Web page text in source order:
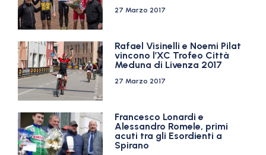
27 Marzo 2017
Rafael Visinelli e Noemi Pilat
vincono l’XC Trofeo Città
Meduna di Livenza 2017
27 Marzo 2017
Francesco Lonardi e
Alessandro Romele, primi
acuti tra gli Esordienti a
Spirano